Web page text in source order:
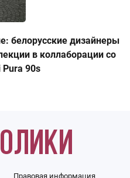
белорусские дизайнеры
в коллаборации со
90s
Правовая информация